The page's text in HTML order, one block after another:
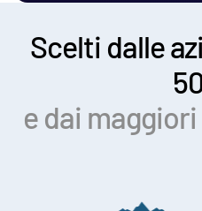
Scelti dalle
e dai